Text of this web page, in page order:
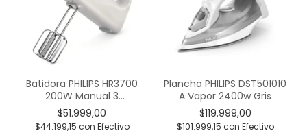
Batidora PHILIPS HR3700
200W Manual 3
Velocidades
$51.999,00
$44.199,15 con Efectivo
Plancha PHILIPS DST501010
A Vapor 2400w Gris
$119.999,00
$101.999,15 con Efectivo